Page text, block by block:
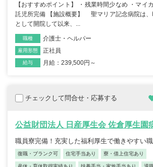
【おすすめポイント】 ・残業時間少なめ ・マイ
託児所完備 【施設概要】 聖マリア記念病院は、
として開院して以来、...
職種 介護士・ヘルパー
雇用形態 正社員
給与 月給：239,500円～
チェックして問合せ・応募する
公益財団法人 日産厚生会 佐倉厚生園
職員寮完備！充実した福利厚生で働きやすい職
復職・ブランク可 住宅手当あり 寮・借上住宅あり